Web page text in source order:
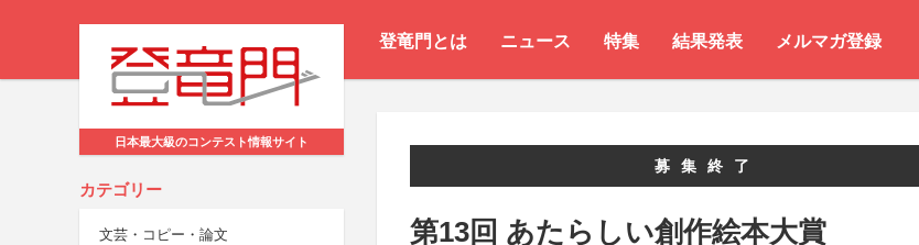
登竜門とは ニュース 特集 結果発表 メルマガ登録
日本最大級のコンテスト情報サイト
カテゴリー
文芸・コピー・論文
募集終了
第13回 あたらしい創作絵本大賞